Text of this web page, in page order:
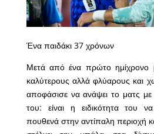
Ένα παιδάκι 37 χρόνων
Μετά από ένα πρώτο ημίχρονο
καλύτερους αλλά φλύαρους και
αποφάσισε να ανάψει το ματς
του: είναι η ειδικότητα του
πουθενά στην αντίπαλη περιοχή